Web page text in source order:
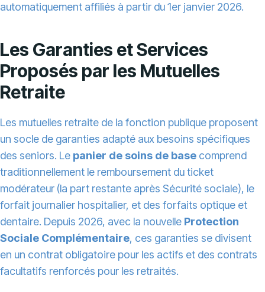
automatiquement affiliés à partir du 1er janvier 2026.
Les Garanties et Services
Proposés par les Mutuelles
Retraite
Les mutuelles retraite de la fonction publique proposent
un socle de garanties adapté aux besoins spécifiques
des seniors. Le panier de soins de base comprend
traditionnellement le remboursement du ticket
modérateur (la part restante après Sécurité sociale), le
forfait journalier hospitalier, et des forfaits optique et
dentaire. Depuis 2026, avec la nouvelle Protection
Sociale Complémentaire, ces garanties se divisent
en un contrat obligatoire pour les actifs et des contrats
facultatifs renforcés pour les retraités.